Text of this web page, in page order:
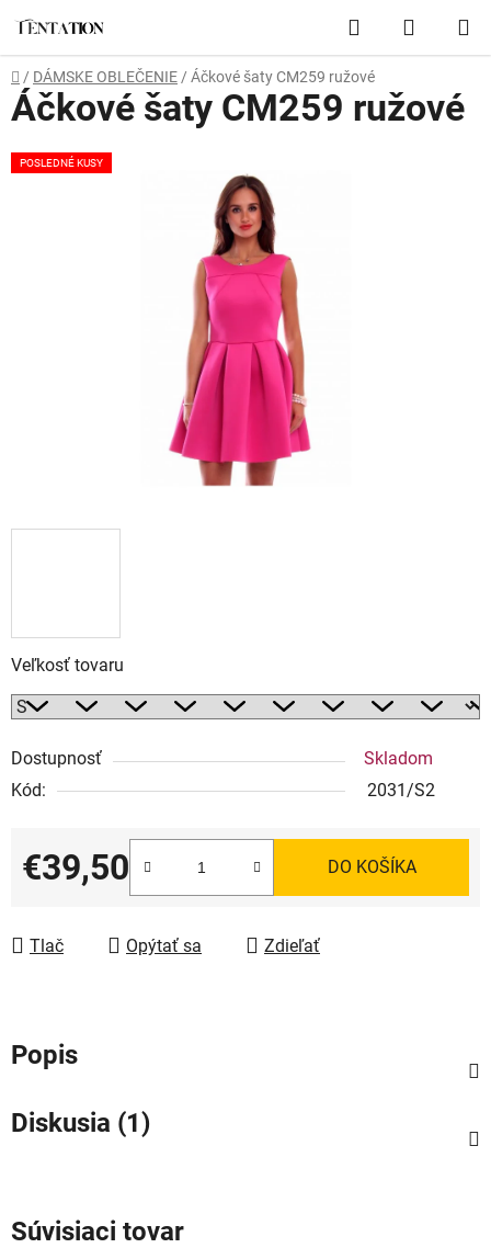
obsah
Hľadať
KOŠÍK
Domov
/ DÁMSKE OBLEČENIE / Áčkové šaty CM259 ružové
Veľkosť tovaru
Dostupnosť
Skladom
Kód:
2031/S2
€39,50
Jednotková cena:
DO KOŠÍKA
Tlač Opýtať sa Zdieľať
Áčkové šaty CM259 ružové
POSLEDNÉ KUSY
Popis
Diskusia (1)
Súvisiaci tovar